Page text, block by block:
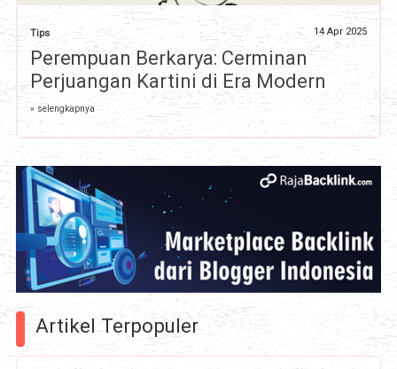
Tips 14 Apr 2025
Perempuan Berkarya: Cerminan
Perjuangan Kartini di Era Modern
» selengkapnya
Artikel Terpopuler